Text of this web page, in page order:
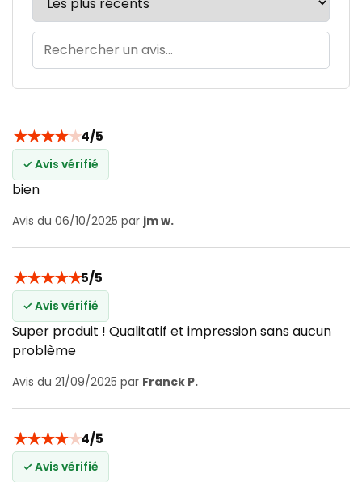
★★★★★4/5
✓ Avis vérifié
bien
Avis du 06/10/2025 par jm w.
★★★★★5/5
✓ Avis vérifié
Super produit ! Qualitatif et impression sans aucun
problème
Avis du 21/09/2025 par Franck P.
★★★★★4/5
✓ Avis vérifié